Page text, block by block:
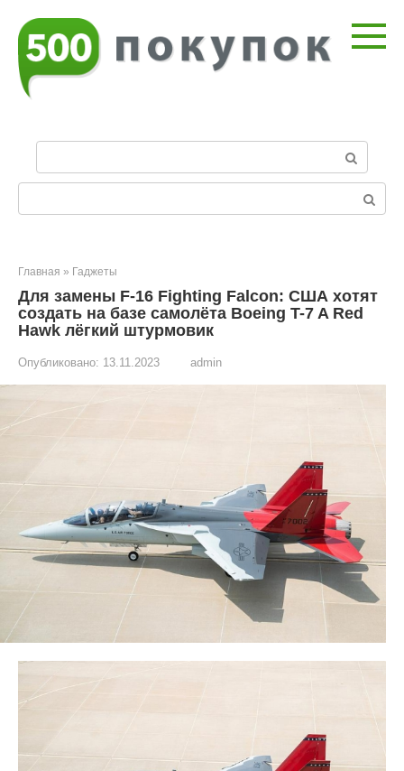
контенту
о
и
Главная » Гаджеты
Для замены F-16 Fighting Falcon: США хотят
создать на базе самолёта Boeing T-7 A Red
Hawk лёгкий штурмовик
Опубликовано: 13.11.2023 admin